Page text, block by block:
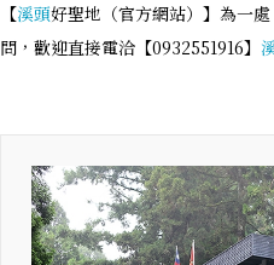
【溪頭好聖地（官方網站）】為一
問，歡迎直接電洽【0932551916】